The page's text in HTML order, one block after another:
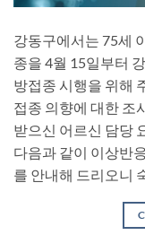
강동구에서는 75세
종을 4월 15일부터
방접종 시행을 위해
접종 의향에 대한 조
받으신 어르신 담당
다음과 같이 이상반
를 안내해 드리오니